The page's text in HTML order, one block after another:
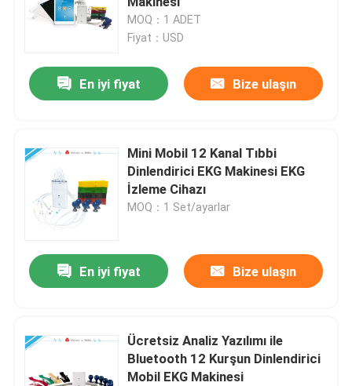
Hakkımızda
Kişiler
Ürünler
El EKG Makinesi
MOQ：1 ADET
Fiyat：USD
En iyi fiyat Bize ulaşın
Mini Mobil 12 Kanal Tıbbi
Dinlendirici EKG Makinesi EKG
İzleme Cihazı
MOQ：1 Set/ayarlar
En iyi fiyat Bize ulaşın
Ücretsiz Analiz Yazılımı ile
Bluetooth 12 Kurşun Dinlendirici
Mobil EKG Makinesi